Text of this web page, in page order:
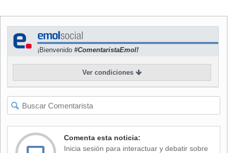
¡Bienvenido #ComentaristaEmol!
Ver condiciones
Comenta esta noticia:
Inicia sesión para interactuar y debatir sobre